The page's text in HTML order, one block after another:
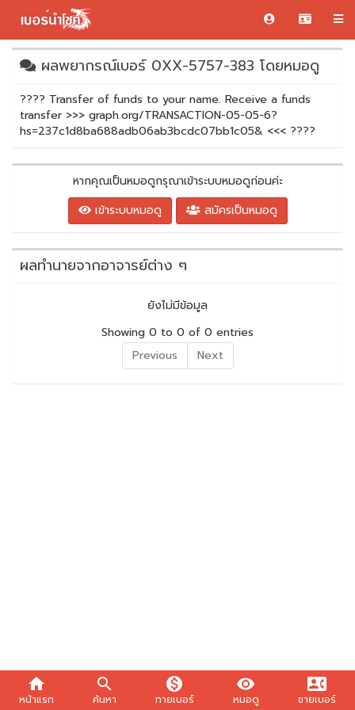
home
หน้าแรก
search
ค้นหา
monetization_on
ทายเบอร์
visibility
หมอดู
contact_phone
ขายเบอร์
ผลพยากรณ์เบอร์ 0XX-5757-383 โดยหมอดู
???? Transfer of funds to your name. Receive a funds
transfer >>> graph.org/TRANSACTION-05-05-6?
hs=237c1d8ba688adb06ab3bcdc07bb1c05& <<< ????
หากคุณเป็นหมอดูกรุณาเข้าระบบหมอดูก่อนค่ะ
เข้าระบบหมอดู
สมัครเป็นหมอดู
ผลทำนายจากอาจารย์ต่าง ๆ
ยังไม่มีข้อมูล
Showing 0 to 0 of 0 entries
Previous
Next